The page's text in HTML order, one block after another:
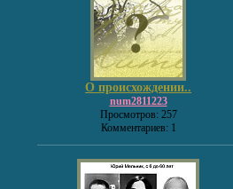
О происхождении..
num2811223
Просмотров: 257
Комментариев: 1